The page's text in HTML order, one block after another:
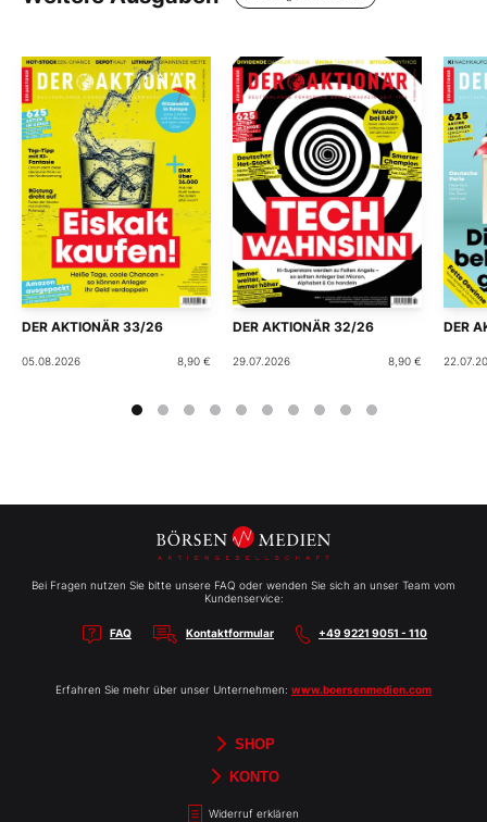
DER AKTIONÄR 33/26
05.08.2026 8,90 €
DER AKTIONÄR 32/26
29.07.2026 8,90 €
DER
Bei Fragen nutzen Sie bitte unsere FAQ oder wenden Sie sich an unser Team vom
Kundenservice:
FAQ Kontaktformular +49 9221 9051 - 110
Erfahren Sie mehr über unser Unternehmen: www.boersenmedien.com
SHOP
Börsenbriefe
Aktien-Reports
HEBELTRADER
TradingDay
Newsletter
Merchandise
Gutscheine
KONTO
Widerruf erklären